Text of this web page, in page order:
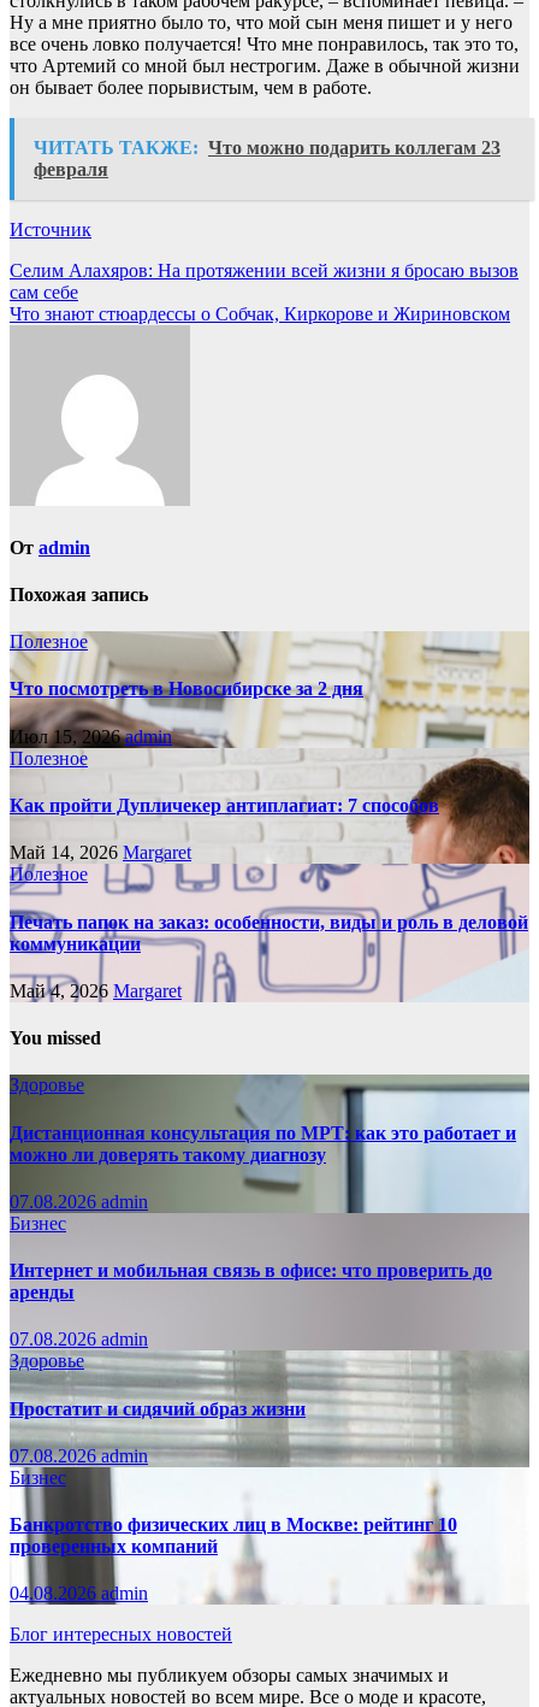
Ну а мне приятно было то, что мой сын меня пишет и у него
все очень ловко получается! Что мне понравилось, так это то,
что Артемий со мной был нестрогим. Даже в обычной жизни
он бывает более порывистым, чем в работе.
ЧИТАТЬ ТАКЖЕ: Что можно подарить коллегам 23
февраля
Источник
Навигация
по
Селим Алахяров: На протяжении всей жизни я бросаю вызов
сам себе
Что знают стюардессы о Собчак, Киркорове и Жириновском
От admin
Похожая запись
Полезное
Что посмотреть в Новосибирске за 2 дня
Июл 15, 2026admin
Полезное
Как пройти Дупличекер антиплагиат: 7 способов
Май 14, 2026 Margaret
Полезное
Печать папок на заказ: особенности, виды и роль в деловой
коммуникации
Май 4, 2026 Margaret
You missed
Здоровье
Дистанционная консультация по МРТ: как это работает и
можно ли доверять такому диагнозу
07.08.2026 admin
Бизнес
Интернет и мобильная связь в офисе: что проверить до
аренды
07.08.2026 admin
Здоровье
Простатит и сидячий образ жизни
07.08.2026admin
Бизнес
Банкротство физических лиц в Москве: рейтинг 10
проверенных компаний
04.08.2026 admin
Блог интересных новостей
Ежедневно мы публикуем обзоры самых значимых и
актуальных новостей во всем мире. Все о моде и красоте,